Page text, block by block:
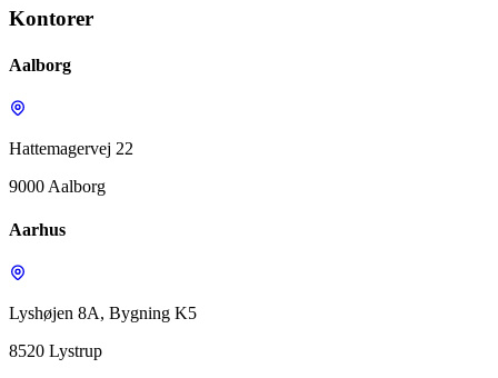
Kontorer
Aalborg
Hattemagervej 22
9000 Aalborg
Aarhus
Lyshøjen 8A, Bygning K5
8520 Lystrup